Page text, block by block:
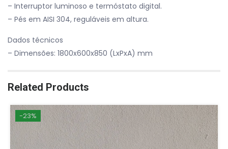
– Interruptor luminoso e termóstato digital.
– Pés em AISI 304, reguláveis em altura.
Dados técnicos
– Dimensões: 1800x600x850 (LxPxA) mm
Related Products
-23%